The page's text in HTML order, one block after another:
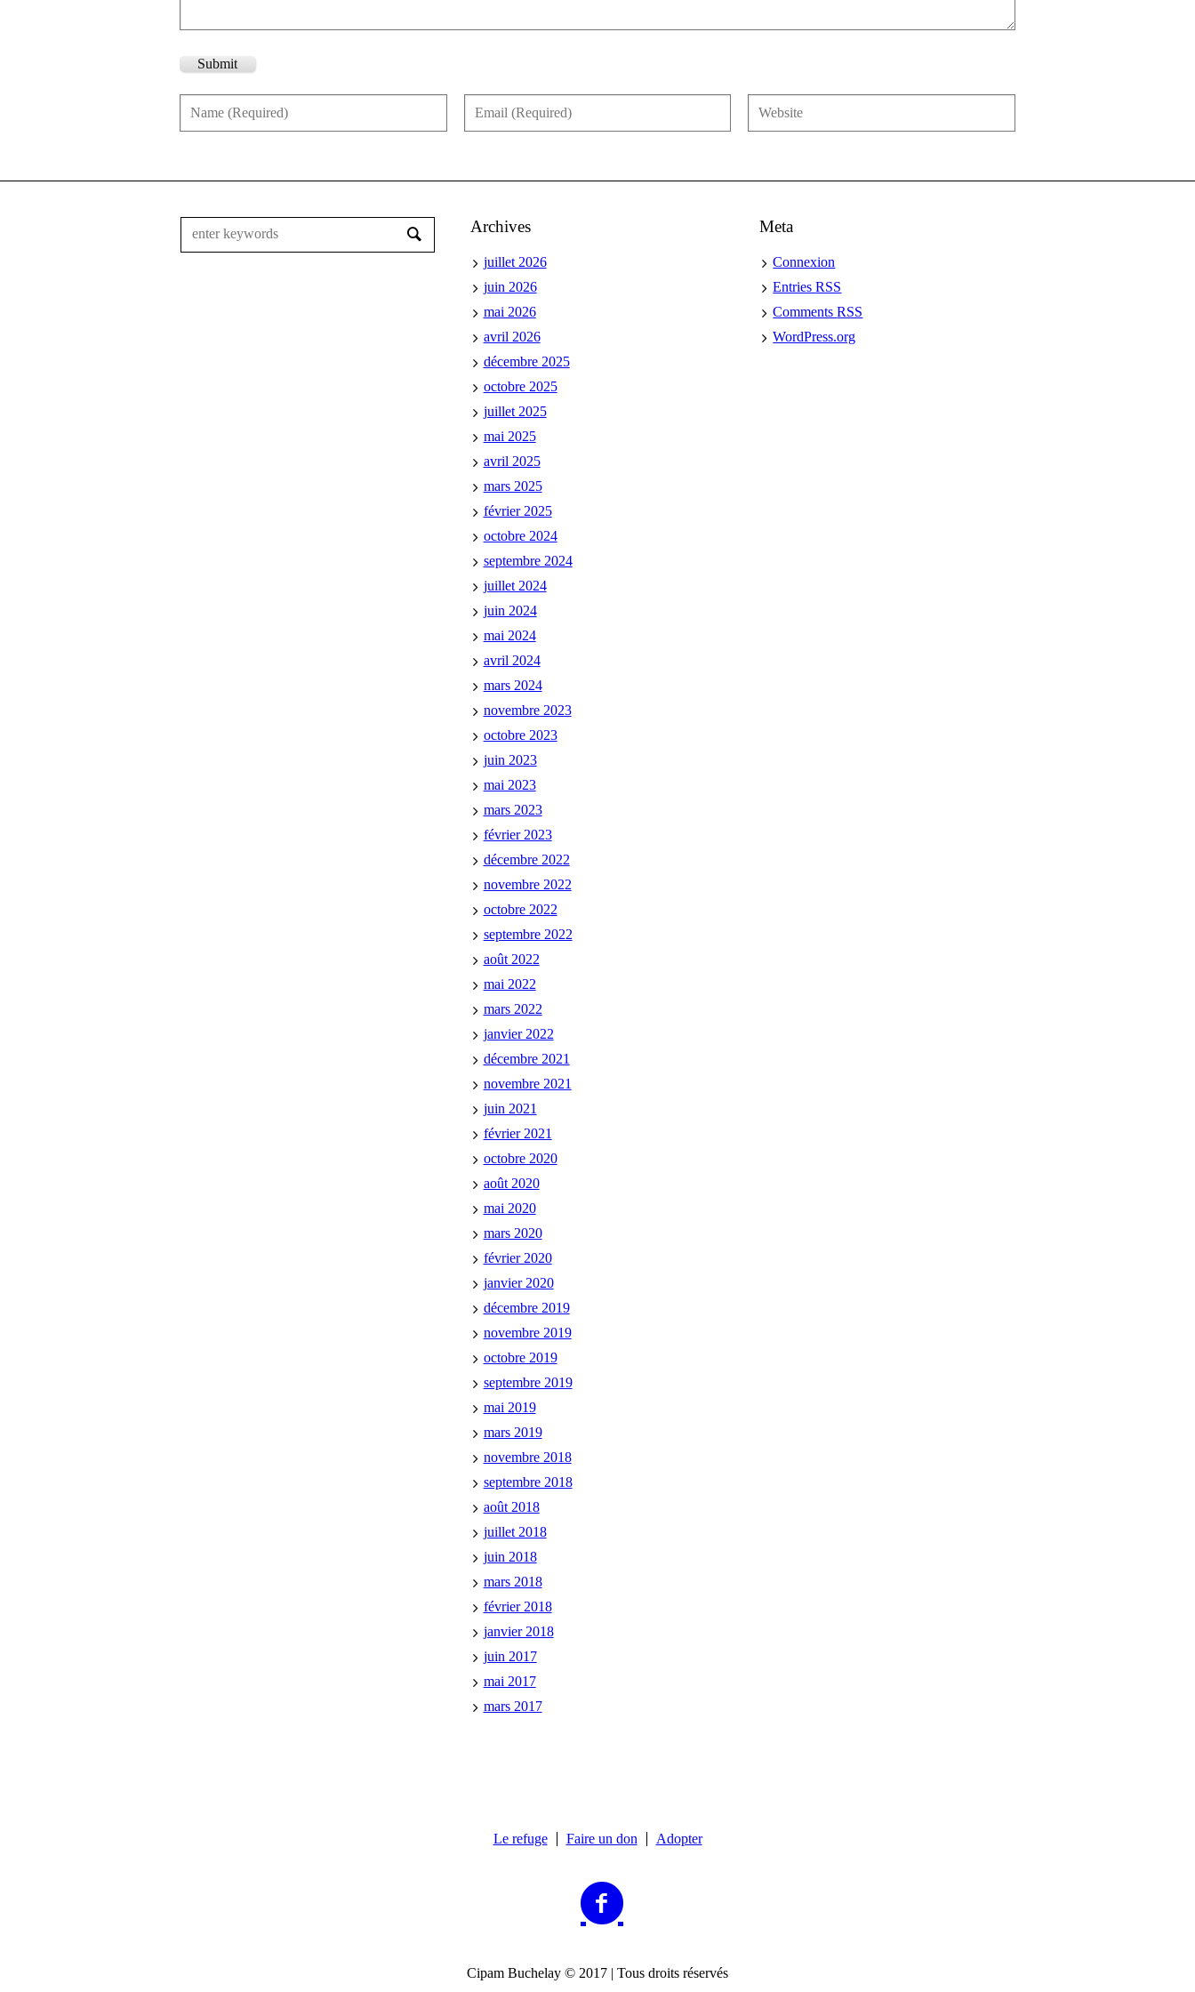
Submit
Archives
juillet 2026
juin 2026
mai 2026
avril 2026
décembre 2025
octobre 2025
juillet 2025
mai 2025
avril 2025
mars 2025
février 2025
octobre 2024
septembre 2024
juillet 2024
juin 2024
mai 2024
avril 2024
mars 2024
novembre 2023
octobre 2023
juin 2023
mai 2023
mars 2023
février 2023
décembre 2022
novembre 2022
octobre 2022
septembre 2022
août 2022
mai 2022
mars 2022
janvier 2022
décembre 2021
novembre 2021
juin 2021
février 2021
octobre 2020
août 2020
mai 2020
mars 2020
février 2020
janvier 2020
décembre 2019
novembre 2019
octobre 2019
septembre 2019
mai 2019
mars 2019
novembre 2018
septembre 2018
août 2018
juillet 2018
juin 2018
mars 2018
février 2018
janvier 2018
juin 2017
mai 2017
mars 2017
Meta
Connexion
EntriesRSS
CommentsRSS
WordPress.org
Le refuge Faire un don Adopter
Cipam Buchelay © 2017 | Tous droits réservés